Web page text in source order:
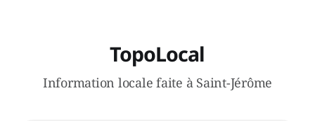
TopoLocal
Information locale faite à Saint-Jérôme